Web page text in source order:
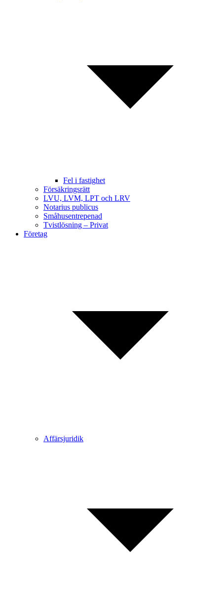
Fel i fastighet
Försäkringsrätt
LVU, LVM, LPT och LRV
Notarius publicus
Småhusentrepenad
Tvistlösning – Privat
Företag
Affärsjuridik